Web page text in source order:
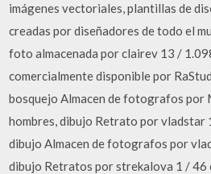
imágenes vectoriales, plantillas de
creadas por diseñadores de todo el
foto almacenada por clairev 13 /
comercialmente disponible por
bosquejo Almacen de fotografos por
hombres, dibujo Retrato por vladstar
dibujo Almacen de fotografos por
dibujo Retratos por strekalova 1 / 46